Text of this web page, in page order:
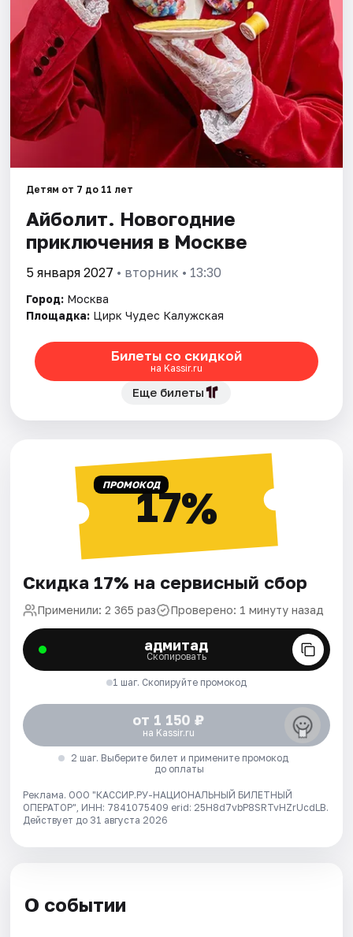
Рейтинги
Детям от 7 до 11 лет
Айболит. Новогодние
приключения в Москве
5 января 2027 • вторник • 13:30
Город: Москва
Площадка: Цирк Чудес Калужская
Билеты со скидкой
на Kassir.ru
Еще билеты
ПРОМОКОД17%
Скидка 17% на сервисный сбор
Применили: 2 365 раз Проверено: 1 минуту назад
адмитад
Скопировать
1 шаг. Скопируйте промокод
от 1 150 ₽
на Kassir.ru
2 шаг. Выберите билет и примените промокод
до оплаты
Реклама. ООО "КАССИР.РУ-НАЦИОНАЛЬНЫЙ БИЛЕТНЫЙ
ОПЕРАТОР", ИНН: 7841075409 erid: 25H8d7vbP8SRTvHZrUcdLB.
Действует до 31 августа 2026
О событии